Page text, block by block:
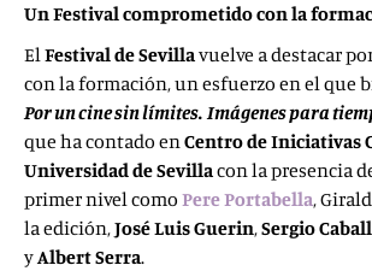
Un Festival comprometido con la
ElFestival de Sevillavuelve a destacar
con la formación, un esfuerzo en el que
Por un cine sin límites. Imágenes para
que ha contado enCentro de Iniciativas
Universidad de Sevillacon la presencia
primer nivel como Pere Portabella,
la edición,José Luis Guerin,Sergio
yAlbertSerra.